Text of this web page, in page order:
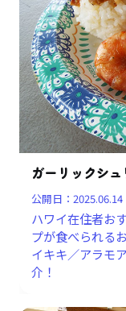
ガーリックシ
公開日：2025.06.14
ハワイ在住者お
プが食べられる
イキキ／アラモ
介！